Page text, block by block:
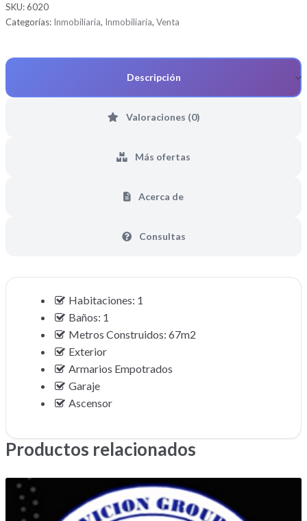
SKU:6020
Categorías: Inmobiliaria, Inmobiliaria, Venta
Descripción
Valoraciones (0)
Más ofertas
Acerca de
Consultas
Habitaciones: 1
Baños: 1
Metros Construidos: 67m2
Exterior
Armarios Empotrados
Garaje
Ascensor
Productos relacionados